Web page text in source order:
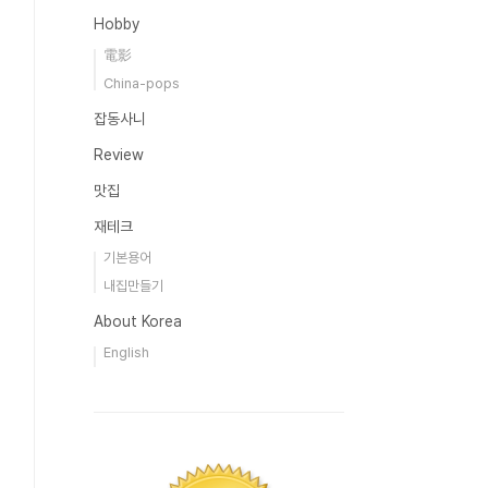
Hobby
電影
China-pops
잡동사니
Review
맛집
재테크
기본용어
내집만들기
About Korea
English